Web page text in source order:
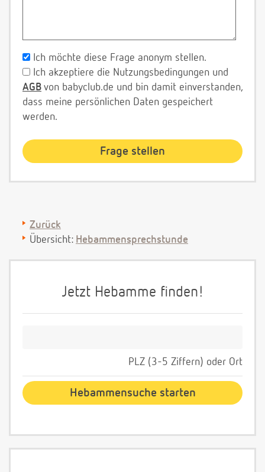
Ich möchte diese Frage anonym stellen.
Ich akzeptiere die Nutzungsbedingungen und
AGB von babyclub.de und bin damit einverstanden,
dass meine persönlichen Daten gespeichert
werden.
Zurück
Übersicht: Hebammensprechstunde
Jetzt Hebamme finden!
PLZ (3-5 Ziffern) oder Ort